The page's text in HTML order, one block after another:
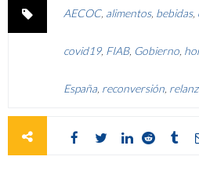
AECOC, alimentos, bebidas,
covid19, FIAB, Gobierno
España reconversión